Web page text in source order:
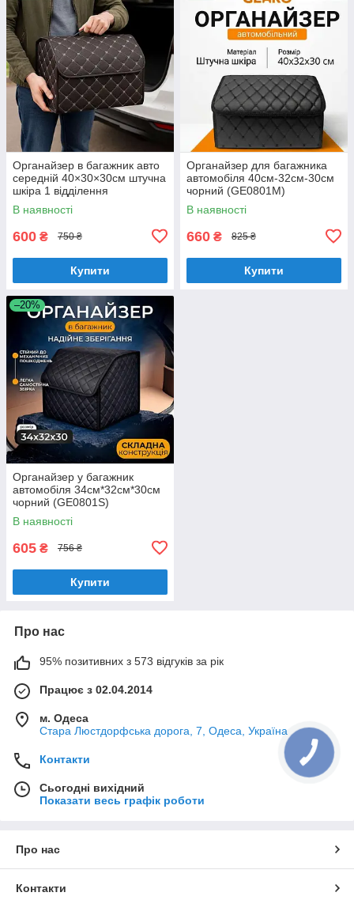
Органайзер в багажник авто
середній 40×30×30см штучна
шкіра 1 відділення
коричневий бежева строчка
В наявності
600 ₴ 750 ₴
Купити
Органайзер для багажника
автомобіля 40см-32см-30см
чорний (GE0801M)
В наявності
660 ₴ 825 ₴
Купити
–20%
Органайзер у багажник
автомобіля 34см*32см*30см
чорний (GE0801S)
В наявності
605 ₴ 756 ₴
Купити
Про нас
95% позитивних з 573 відгуків за рік
Працює з 02.04.2014
м. Одеса
Стара Люстдорфська дорога, 7, Одеса, Україна
Контакти
Сьогодні вихідний
Показати весь графік роботи
Про нас
Контакти